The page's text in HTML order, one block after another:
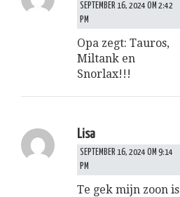
SEPTEMBER 16, 2024 OM 2:42
PM
Opa zegt: Tauros,
Miltank en
Snorlax!!!
Lisa
SEPTEMBER 16, 2024 OM 9:14
PM
Te gek mijn zoon is